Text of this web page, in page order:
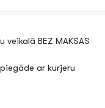
veikalā BEZ MAKSAS
piegāde ar kurjeru